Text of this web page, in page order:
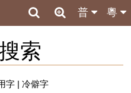
粵
普
索
字| 冷僻字